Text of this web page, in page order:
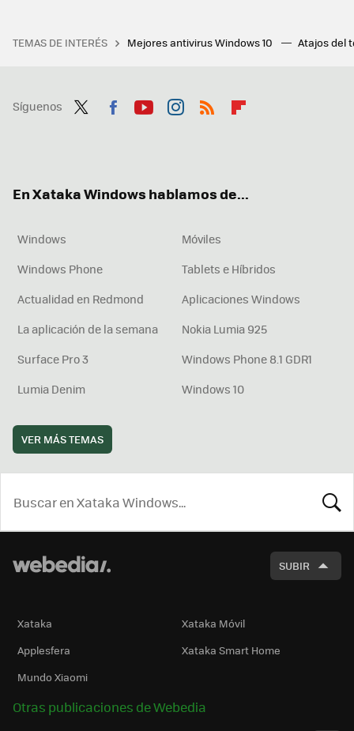
TEMAS DE INTERÉS Mejores antivirus Windows 10 Atajos del
Síguenos
En Xataka Windows hablamos de...
Windows
Móviles
Windows Phone
Tablets e Híbridos
Actualidad en Redmond
Aplicaciones Windows
La aplicación de la semana
Nokia Lumia 925
Surface Pro 3
Windows Phone 8.1 GDR1
Lumia Denim
Windows 10
VER MÁS TEMAS
SUBIR
Xataka
Xataka Móvil
Applesfera
Xataka Smart Home
Mundo Xiaomi
Otras publicaciones de Webedia